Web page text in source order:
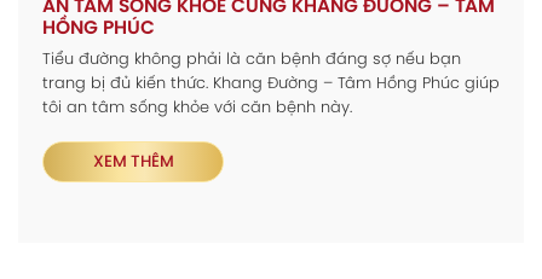
AN TÂM SỐNG KHỎE CÙNG KHANG ĐƯỜNG – TÂM
HỒNG PHÚC
Tiểu đường không phải là căn bệnh đáng sợ nếu bạn
trang bị đủ kiến thức. Khang Đường – Tâm Hồng Phúc giúp
tôi an tâm sống khỏe với căn bệnh này.
XEM THÊM